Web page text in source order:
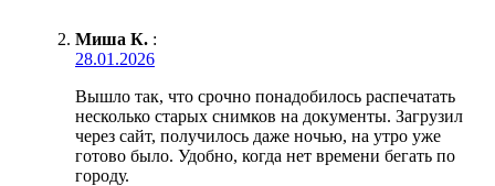
Миша К. :
28.01.2026
Вышло так, что срочно понадобилось распечатать
несколько старых снимков на документы. Загрузил
через сайт, получилось даже ночью, на утро уже
готово было. Удобно, когда нет времени бегать по
городу.